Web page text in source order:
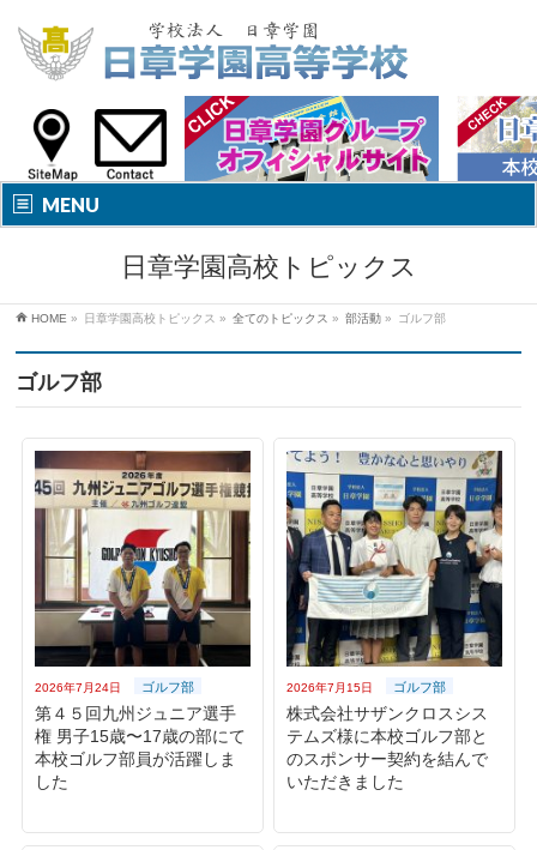
MENU
日章学園高校トピックス
HOME » 日章学園高校トピックス » 全てのトピックス » 部活動 » ゴルフ部
ゴルフ部
2026年7月24日 ゴルフ部
第４５回九州ジュニア選手
権 男子15歳〜17歳の部にて
本校ゴルフ部員が活躍しま
した
2026年7月15日 ゴルフ部
株式会社サザンクロスシス
テムズ様に本校ゴルフ部と
のスポンサー契約を結んで
いただきました